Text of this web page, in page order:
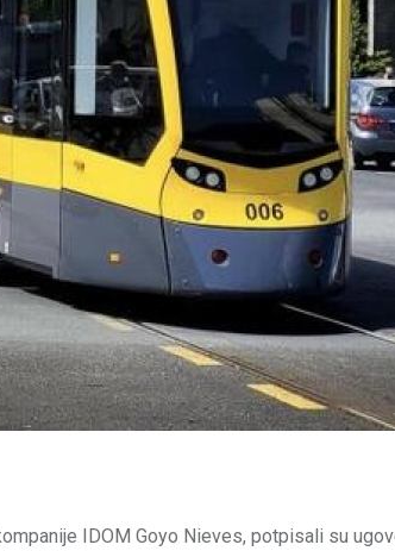
IDOM Goyo Nieves, potpisali su